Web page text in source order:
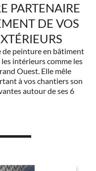
PARTENAIRE
DE VOS
de peinture en bâtiment
intérieurs comme les
Ouest. Elle mêle
à vos chantiers son
autour de ses 6